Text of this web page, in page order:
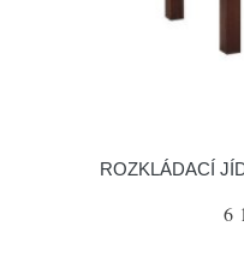
ROZKLÁDACÍ
6